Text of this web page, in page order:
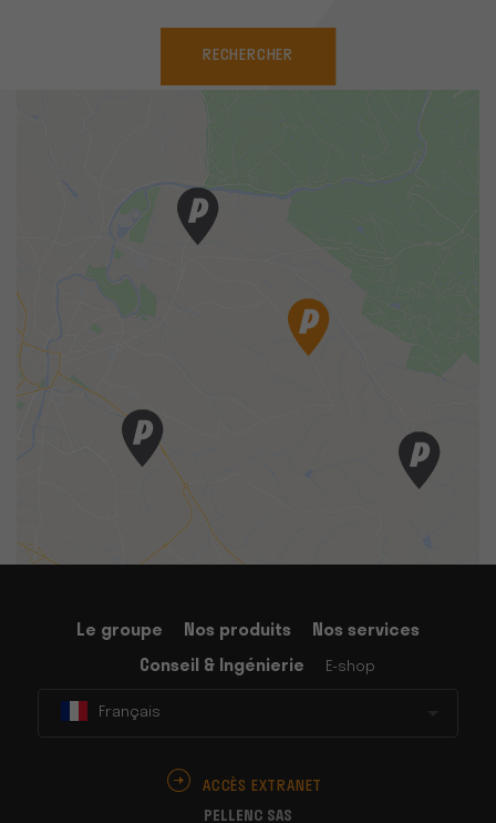
RECHERCHER
Le groupe Nos produits
Nos services
Conseil & Ingénierie
E-shop
Français
ACCÈS EXTRANET
PELLENC SAS